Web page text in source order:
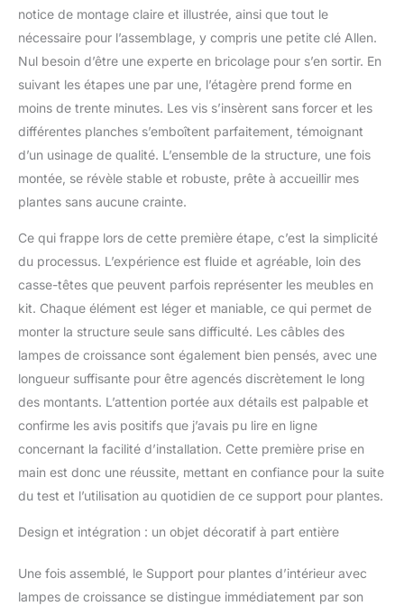
éclatantes, même dans
sombres de votre
maison. Robuste et
durable : construit avec
des tuyaux en fer
robustes (0,85 mm
d'épaisseur), ce support
de plantes offre une
stabilité inégalée. Le
panneaux de particules
résistantes à l'eau
Que ce soit pour contenir
des plantes lourdes ou
des décorations, ce
support de plantes
et ne se déforme pas, ce
qui en fait un choix fiable
et durable pour tout type
d'intérieur. Assemblage
facile et sûr : conçu pour
un assemblage rapide et
facile, ce support d'angle
avec tous les outils et les
vous avez besoin. La
sécurité est une priorité
notice de montage claire et illustrée, ainsi que tout le
nécessaire pour l’assemblage, y compris une petite clé Allen.
Nul besoin d’être une experte en bricolage pour s’en sortir. En
suivant les étapes une par une, l’étagère prend forme en
moins de trente minutes. Les vis s’insèrent sans forcer et les
différentes planches s’emboîtent parfaitement, témoignant
d’un usinage de qualité. L’ensemble de la structure, une fois
montée, se révèle stable et robuste, prête à accueillir mes
plantes sans aucune crainte.
Ce qui frappe lors de cette première étape, c’est la simplicité
du processus. L’expérience est fluide et agréable, loin des
casse-têtes que peuvent parfois représenter les meubles en
kit. Chaque élément est léger et maniable, ce qui permet de
monter la structure seule sans difficulté. Les câbles des
lampes de croissance sont également bien pensés, avec une
longueur suffisante pour être agencés discrètement le long
des montants. L’attention portée aux détails est palpable et
confirme les avis positifs que j’avais pu lire en ligne
concernant la facilité d’installation. Cette première prise en
main est donc une réussite, mettant en confiance pour la suite
du test et l’utilisation au quotidien de ce support pour plantes.
Design et intégration : un objet décoratif à part entière
Une fois assemblé, le Support pour plantes d’intérieur avec
lampes de croissance se distingue immédiatement par son